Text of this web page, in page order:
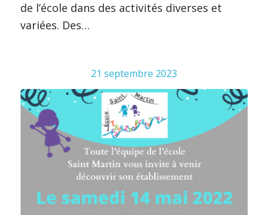
de l’école dans des activités diverses et
variées. Des…
21 septembre 2023